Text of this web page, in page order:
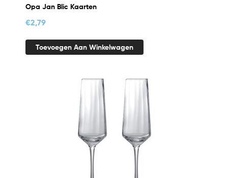
Opa Jan Blic Kaarten
€2,79
Toevoegen Aan Winkelwagen